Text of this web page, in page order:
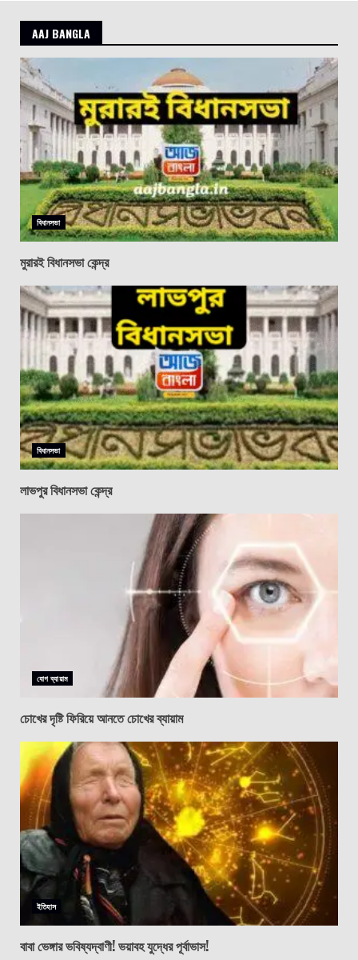
AAJ BANGLA
বিধানসভা
মুরারই বিধানসভা কেন্দ্র
বিধানসভা
লাভপুর বিধানসভা কেন্দ্র
যোগ ব্যায়াম
চোখের দৃষ্টি ফিরিয়ে আনতে চোখের ব্যায়াম
ইতিহাস
বাবা ভেঙ্গার ভবিষ্যদ্বাণী! ভয়াবহ যুদ্ধের পূর্বাভাস!